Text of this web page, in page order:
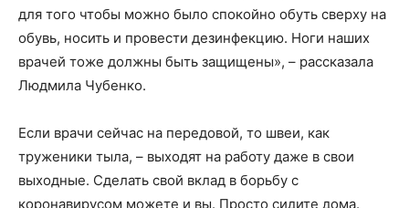
для того чтобы можно было спокойно обуть сверху на
обувь, носить и провести дезинфекцию. Ноги наших
врачей тоже должны быть защищены», – рассказала
Людмила Чубенко.
Если врачи сейчас на передовой, то швеи, как
труженики тыла, – выходят на работу даже в свои
выходные. Сделать свой вклад в борьбу с
коронавирусом можете и вы. Просто сидите дома.